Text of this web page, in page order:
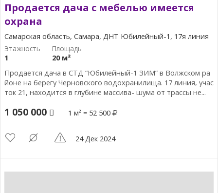
Продается дача с мебелью имеется
охрана
Самарская область, Самара, ДНТ Юбилейный-1, 17я линия
1
20 м²
Продается дача в СТД “Юбилейный-1 ЗИМ” в Волжском ра
йоне на берегу Черновского водохранилища. 17 линия, учас
ток 21, находится в глубине массива- шума от трассы не...
1 050 000 1 м² = 52 500
24 Дек 2024